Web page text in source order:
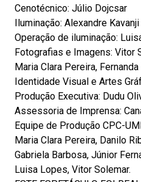
Cenotécnico: Júlio Dojcsar
Iluminação: Alexandre
Operação de iluminação:
Fotografias e Imagens: Vitor
Maria Clara Pereira,
Identidade Visual e Artes
Produção Executiva: Dudu
Assessoria de Imprensa:
Equipe de Produção CPC-
Maria Clara Pereira, Danilo
Gabriela Barbosa, Júnior
Luisa Lopes, Vitor Solemar.